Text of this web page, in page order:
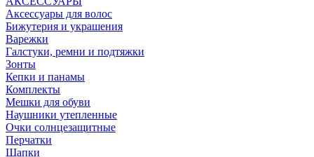
Аксессуары для волос
Бижутерия и украшения
Варежки
Галстуки, ремни и подтяжки
Зонты
Кепки и панамы
Комплекты
Мешки для обуви
Наушники утепленные
Очки солнцезащитные
Перчатки
Шапки